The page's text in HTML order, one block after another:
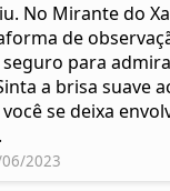
No Mirante do
de
para
a brisa suave
se deixa
2023